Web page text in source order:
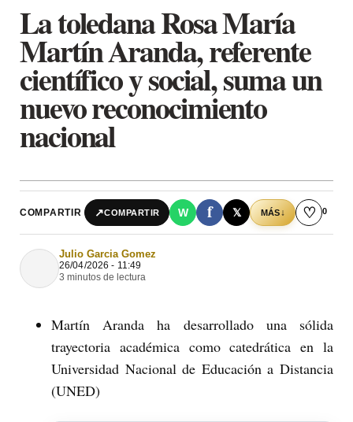
La toledana Rosa María
Martín Aranda, referente
científico y social, suma un
nuevo reconocimiento
nacional
COMPARTIR ↗COMPARTIR W f 𝕏 MÁS↓ ♡ 0
Julio Garcia Gomez
26/04/2026 - 11:49
3 minutos de lectura
Martín Aranda ha desarrollado una sólida
trayectoria académica como catedrática en la
Universidad Nacional de Educación a Distancia
(UNED)